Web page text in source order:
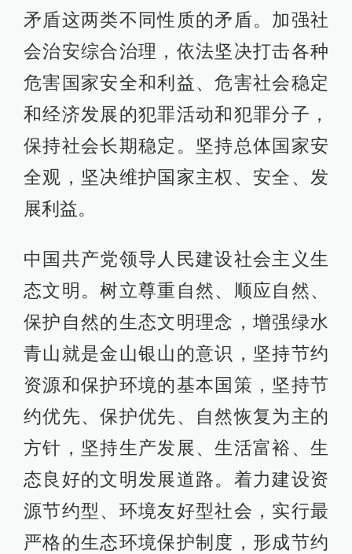
矛盾这两类不同性质的矛盾。加强社
会治安综合治理，依法坚决打击各种
危害国家安全和利益、危害社会稳定
和经济发展的犯罪活动和犯罪分子，
保持社会长期稳定。坚持总体国家安
全观，坚决维护国家主权、安全、发
展利益。
中国共产党领导人民建设社会主义生
态文明。树立尊重自然、顺应自然、
保护自然的生态文明理念，增强绿水
青山就是金山银山的意识，坚持节约
资源和保护环境的基本国策，坚持节
约优先、保护优先、自然恢复为主的
方针，坚持生产发展、生活富裕、生
态良好的文明发展道路。着力建设资
源节约型、环境友好型社会，实行最
严格的生态环境保护制度，形成节约